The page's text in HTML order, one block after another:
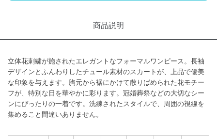
商品説明
立体花刺繍が施されたエレガントなフォーマルワンピース。長袖
デザインとふんわりしたチュール素材のスカートが、上品で優美
な印象を与えます。胸元から裾にかけて散りばめられた花モチー
フが、特別な日を華やかに彩ります。冠婚葬祭などの大切なシー
ンにぴったりの一着です。洗練されたスタイルで、周囲の視線を
集めること間違いありません。